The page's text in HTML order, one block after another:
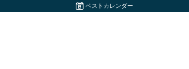
ベストカレンダー